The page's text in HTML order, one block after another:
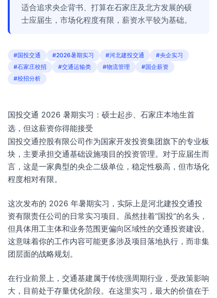
适合追求央企背书、打算在石家庄及北方发展的硕
士应届生，市场化程度有限，薪资水平较为基础。
#国投交通 #2026暑期实习 #河北建投交通
#央企实习
#石家庄校招
#交通运输类 #物流管理
#国企薪资
#校招分析
国投交通 2026 暑期实习：硕士起步、石家庄本地生首
选，但这薪资你得能接受
国投交通控股有限公司作为国家开发投资集团旗下的专业板
块，主要承担交通基础设施项目的投资管理。对于应届生而
言，这是一家典型的央企二级单位，稳定性极高，但市场化
程度相对有限。
这次发布的 2026 年暑期实习，实际上是河北建投交通投
资有限责任公司的日常实习项目。虽然挂着“国投”的名头，
但具体用工主体和业务范围更偏向区域性的交通投资建设。
这意味着你的工作内容可能更多涉及项目落地执行，而非集
团层面的战略规划。
在行业前景上，交通基建属于传统强周期行业，受政策影响
大，目前处于存量优化阶段。在这里实习，最大的价值在于